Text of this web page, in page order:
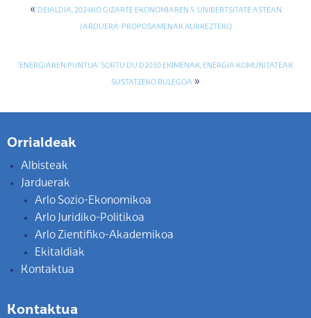
« DEIALDIA, 2024KO GIZARTE EKONOMIAREN 5. UNIBERTSITATE ASTEAN
JARDUERA-PROPOSAMENAK AURKEZTEKO
‘ENERGIAREN PUNTUA’ SORTU DU D2030 EKIMENAK, ENERGIA KOMUNITATEAK
SUSTATZEKO BULEGOA »
Orrialdeak
Albisteak
Jarduerak
Arlo Sozio-Ekonomikoa
Arlo Juridiko-Politikoa
Arlo Zientifiko-Akademikoa
Ekitaldiak
Kontaktua
Kontaktua